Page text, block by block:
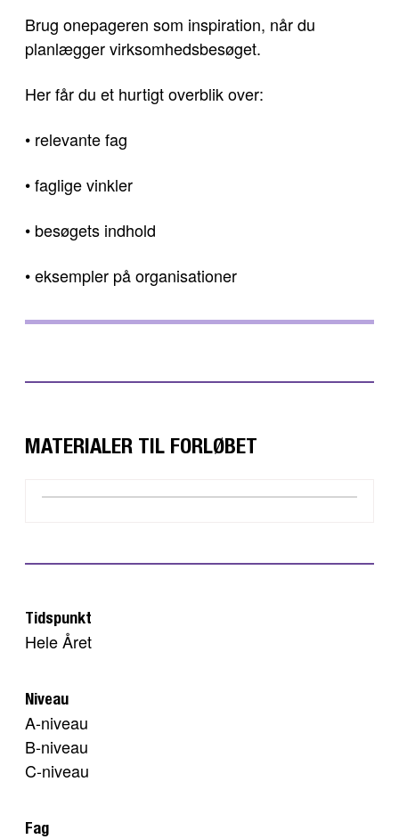
Brug onepageren som inspiration, når du
planlægger virksomhedsbesøget.
Her får du et hurtigt overblik over:
• relevante fag
• faglige vinkler
• besøgets indhold
• eksempler på organisationer
MATERIALER TIL FORLØBET
Tidspunkt
Hele Året
Niveau
A-niveau
B-niveau
C-niveau
Fag